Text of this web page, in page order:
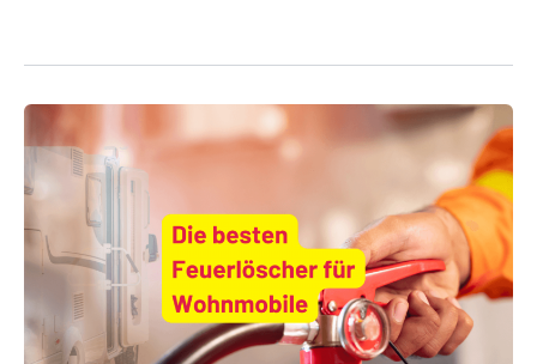
Feuerlöscher
für
Wohnmobile
besten
Produkte
im